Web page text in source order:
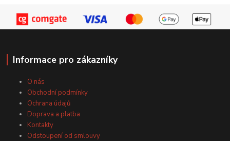
Informace pro zákazníky
O nás
Obchodní podmínky
Ochrana údajů
Doprava a platba
Kontakty
Odstoupení od smlouvy